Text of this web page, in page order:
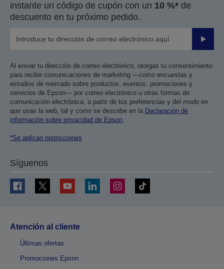
instante un código de cupón con un 10 %* de
descuento en tu próximo pedido.
Enviar
Al enviar tu dirección de correo electrónico, otorgas tu consentimiento
para recibir comunicaciones de marketing —como encuestas y
estudios de mercado sobre productos, eventos, promociones y
servicios de Epson— por correo electrónico u otras formas de
comunicación electrónica, a partir de tus preferencias y del modo en
que usas la web, tal y como se describe en la Declaración de
información sobre privacidad de Epson.
*Se aplican restricciones
Síguenos
Atención al cliente
Últimas ofertas
Promociones Epson